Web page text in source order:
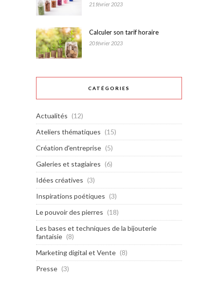
21 février 2023
Calculer son tarif horaire
20 février 2023
CATÉGORIES
Actualités (12)
Ateliers thématiques (15)
Création d'entreprise (5)
Galeries et stagiaires (6)
Idées créatives (3)
Inspirations poétiques (3)
Le pouvoir des pierres (18)
Les bases et techniques de la bijouterie
fantaisie (8)
Marketing digital et Vente (8)
Presse (3)